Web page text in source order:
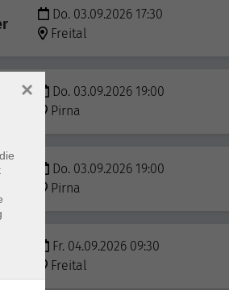
Do. 03.09.2026 17:30
Freital
Do. 03.09.2026 19:00
Pirna
Do. 03.09.2026 19:00
Pirna
Fr. 04.09.2026 09:30
Freital
×